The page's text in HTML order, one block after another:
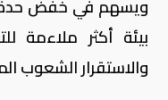
ويسهم في خفض حدة
بيئة أكثر ملاءمة
والاستقرار الشعوب